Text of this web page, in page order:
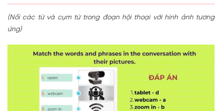
(Nối các từ và cụm từ trong đoạn hội thoại với hình ảnh tương
ứng)